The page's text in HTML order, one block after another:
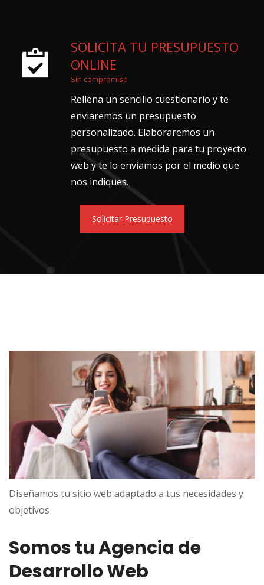
SOLICITA TU PRESUPUESTO
ONLINE
Sin compromiso
Rellena un sencillo cuestionario y te
enviaremos un presupuesto
personalizado. Elaboraremos un
presupuesto a medida para tu proyecto
web y te lo enviamos por el medio que
nos indiques.
Solicitar Presupuesto
Diseñamos tu sitio web adaptado a tus necesidades y
objetivos
Somos tu Agencia de
Desarrollo Web